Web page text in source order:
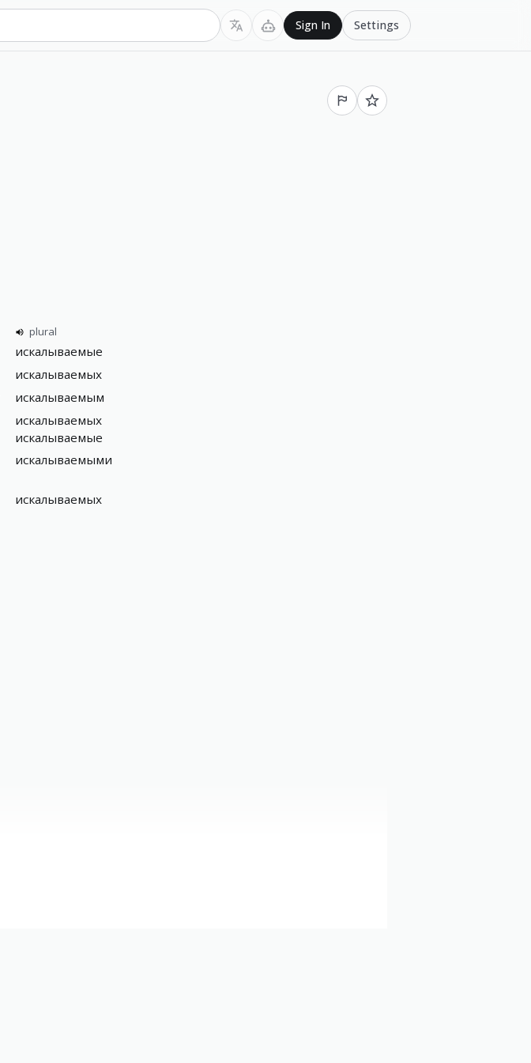
Sign In Settings
plural
искалываемые
искалываемых
искалываемым
искалываемых
искалываемые
искалываемыми
искалываемых